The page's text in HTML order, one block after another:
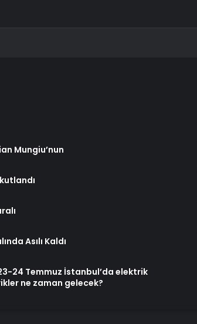
Mungiu’nun
Asılı Kaldı
24 Temmuz İstanbul’da elektrik
ne zaman gelecek?